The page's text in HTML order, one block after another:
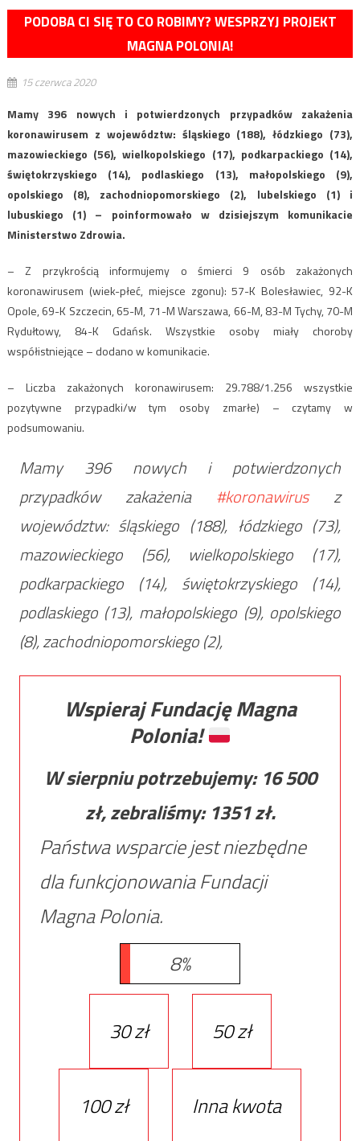
PODOBA CI SIĘ TO CO ROBIMY? WESPRZYJ PROJEKT
MAGNA POLONIA!
15 czerwca 2020
Mamy 396 nowych i potwierdzonych przypadków zakażenia
koronawirusem z województw: śląskiego (188), łódzkiego (73),
mazowieckiego (56), wielkopolskiego (17), podkarpackiego (14),
świętokrzyskiego (14), podlaskiego (13), małopolskiego (9),
opolskiego (8), zachodniopomorskiego (2), lubelskiego (1) i
lubuskiego (1) – poinformowało w dzisiejszym komunikacie
Ministerstwo Zdrowia.
– Z przykrością informujemy o śmierci 9 osób zakażonych
koronawirusem (wiek-płeć, miejsce zgonu): 57-K Bolesławiec, 92-K
Opole, 69-K Szczecin, 65-M, 71-M Warszawa, 66-M, 83-M Tychy, 70-M
Rydułtowy, 84-K Gdańsk. Wszystkie osoby miały choroby
współistniejące – dodano w komunikacie.
– Liczba zakażonych koronawirusem: 29.788/1.256 wszystkie
pozytywne przypadki/w tym osoby zmarłe) – czytamy w
podsumowaniu.
Mamy 396 nowych i potwierdzonych
przypadków zakażenia #koronawirusz
województw: śląskiego (188), łódzkiego (73),
mazowieckiego (56), wielkopolskiego (17),
podkarpackiego (14), świętokrzyskiego (14),
podlaskiego (13), małopolskiego (9), opolskiego
(8), zachodniopomorskiego (2),
Wspieraj Fundację Magna
Polonia!
W sierpniu potrzebujemy: 16 500
zł, zebraliśmy: 1351zł.
Państwa wsparcie jest niezbędne
dla funkcjonowania Fundacji
Magna Polonia.
8%
30 zł 50 zł
100 zł Inna kwota